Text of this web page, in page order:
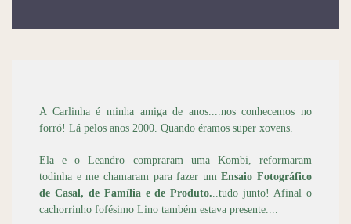
A Carlinha é minha amiga de anos....nos conhecemos no
forró! Lá pelos anos 2000. Quando éramos super xovens.
Ela e o Leandro compraram uma Kombi, reformaram
todinha e me chamaram para fazer umEnsaio Fotográfico
de Casal, de Família e de Produto. ..tudo junto! Afinal o
cachorrinho fofésimo Lino também estava presente....